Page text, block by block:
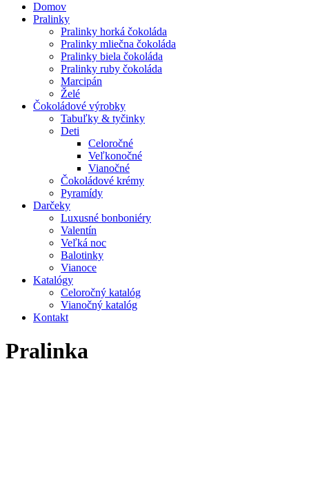
Domov
Pralinky
Pralinky horká čokoláda
Pralinky mliečna čokoláda
Pralinky biela čokoláda
Pralinky ruby čokoláda
Marcipán
Želé
Čokoládové výrobky
Tabuľky & tyčinky
Deti
Celoročné
Veľkonočné
Vianočné
Čokoládové krémy
Pyramídy
Darčeky
Luxusné bonboniéry
Valentín
Veľká noc
Balotinky
Vianoce
Katalógy
Celoročný katalóg
Vianočný katalóg
Kontakt
Pralinka